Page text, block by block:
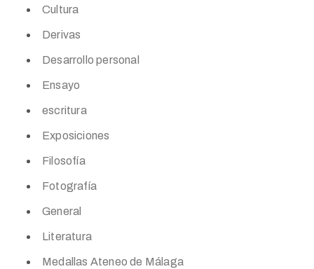
Cultura
Derivas
Desarrollo personal
Ensayo
escritura
Exposiciones
Filosofía
Fotografía
General
Literatura
Medallas Ateneo de Málaga